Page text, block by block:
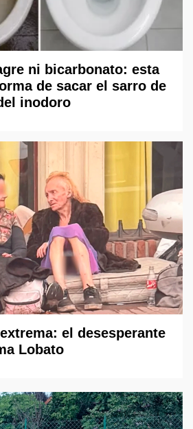
ni bicarbonato: esta
de sacar el sarro de
inodoro
el desesperante
Lobato